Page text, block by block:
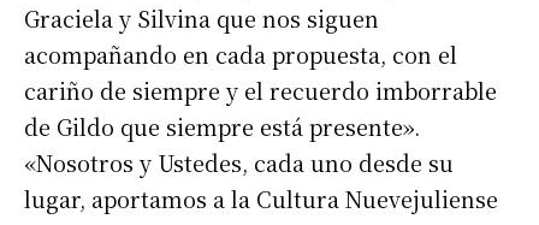
Graciela y Silvina que nos siguen
acompañando en cada propuesta, con el
cariño de siempre y el recuerdo imborrable
de Gildo que siempre está presente».
«Nosotros y Ustedes, cada uno desde su
lugar, aportamos a la Cultura Nuevejuliense